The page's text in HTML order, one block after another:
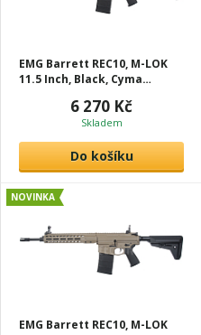
EMG Barrett REC10, M-LOK
11.5 Inch, Black, Cyma
6 270 Kč
Skladem
Do košíku
EMG Barrett REC10, M-LOK
NOVINKA